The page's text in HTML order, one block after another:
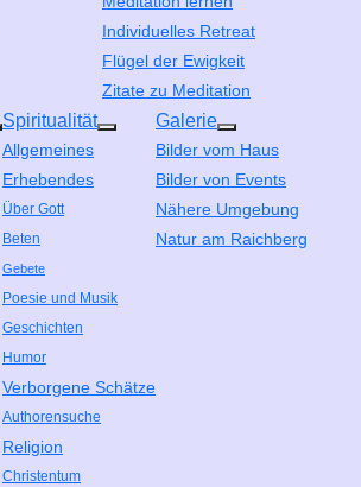
Individuelles Retreat
Flügel der Ewigkeit
Zitate zu Meditation
Weitere Informationen: Geistiges Heilen
Spiritualität
Weitere Informationen:
Allgemeines
Erhebendes
Über Gott
Beten
Gebete
Poesie und Musik
Geschichten
Humor
Verborgene Schätze
Authorensuche
Religion
Christentum
Galerie
Weitere
Bilder vom Haus
Bilder von Events
Nähere Umgebung
Natur am Raichberg